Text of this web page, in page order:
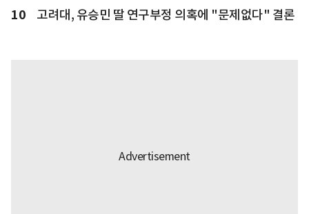
10 고려대, 유승민 딸 연구부정 의혹에 "문제없다" 결론